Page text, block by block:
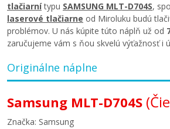
tlačiarnítypu SAMSUNG MLT-D704S,
laserové tlačiarne od Miroluku budú
problémov. U nás kúpite túto náplň už od
zaručujeme vám s ňou skvelú výťažnosť i
Originálne náplne
Samsung MLT-D704S
Značka: Samsung